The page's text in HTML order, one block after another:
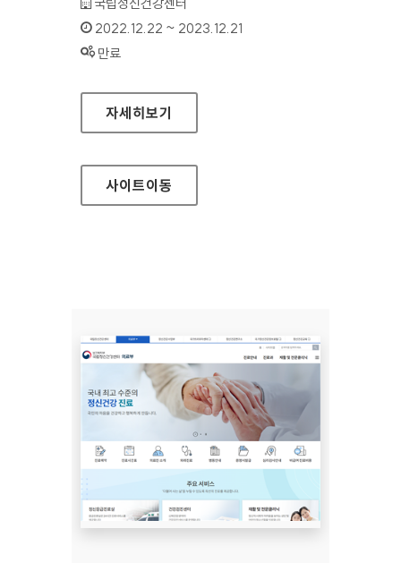
인증기간 :
2022.12.22 ~ 2023.12.21
상태 :
만료
국립정신건강센터 정신건강연구소
자세히보기
사이트이동